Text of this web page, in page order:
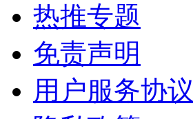
热推专题
免责声明
用户服务协议